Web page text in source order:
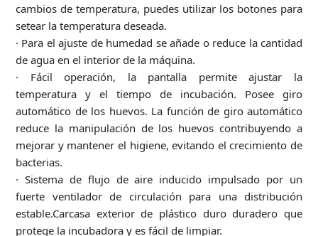
cambios de temperatura, puedes utilizar los botones para
setear la temperatura deseada.
· Para el ajuste de humedad se añade o reduce la cantidad
de agua en el interior de la máquina.
· Fácil operación, la pantalla permite ajustar la
temperatura y el tiempo de incubación. Posee giro
automático de los huevos. La función de giro automático
reduce la manipulación de los huevos contribuyendo a
mejorar y mantener el higiene, evitando el crecimiento de
bacterias.
· Sistema de flujo de aire inducido impulsado por un
fuerte ventilador de circulación para una distribución
estable.Carcasa exterior de plástico duro duradero que
protege la incubadora y es fácil de limpiar.